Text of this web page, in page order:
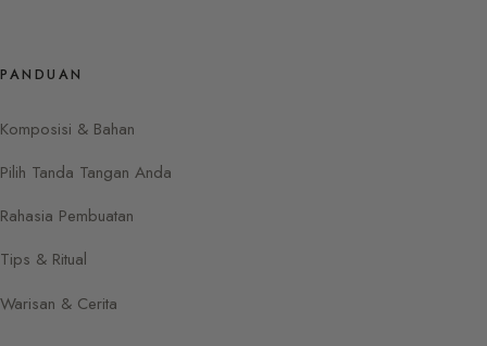
PANDUAN
Komposisi & Bahan
Pilih Tanda Tangan Anda
Rahasia Pembuatan
Tips & Ritual
Warisan & Cerita